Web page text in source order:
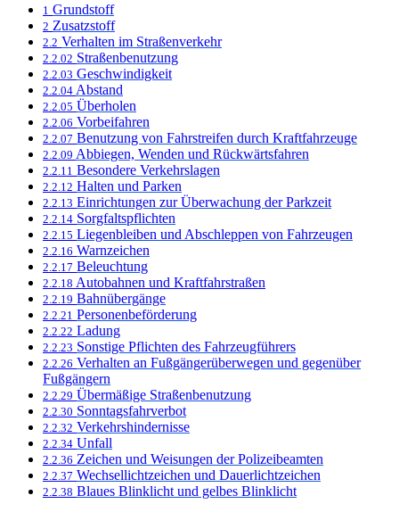
1 Grundstoff
2 Zusatzstoff
2.2 Verhalten im Straßenverkehr
2.2.02 Straßenbenutzung
2.2.03 Geschwindigkeit
2.2.04 Abstand
2.2.05 Überholen
2.2.06 Vorbeifahren
2.2.07 Benutzung von Fahrstreifen durch Kraftfahrzeuge
2.2.09 Abbiegen, Wenden und Rückwärtsfahren
2.2.11 Besondere Verkehrslagen
2.2.12 Halten und Parken
2.2.13 Einrichtungen zur Überwachung der Parkzeit
2.2.14 Sorgfaltspflichten
2.2.15 Liegenbleiben und Abschleppen von Fahrzeugen
2.2.16 Warnzeichen
2.2.17 Beleuchtung
2.2.18 Autobahnen und Kraftfahrstraßen
2.2.19 Bahnübergänge
2.2.21 Personenbeförderung
2.2.22 Ladung
2.2.23 Sonstige Pflichten des Fahrzeugführers
2.2.26 Verhalten an Fußgängerüberwegen und gegenüber
Fußgängern
2.2.29 Übermäßige Straßenbenutzung
2.2.30 Sonntagsfahrverbot
2.2.32 Verkehrshindernisse
2.2.34 Unfall
2.2.36 Zeichen und Weisungen der Polizeibeamten
2.2.37 Wechsellichtzeichen und Dauerlichtzeichen
2.2.38 Blaues Blinklicht und gelbes Blinklicht